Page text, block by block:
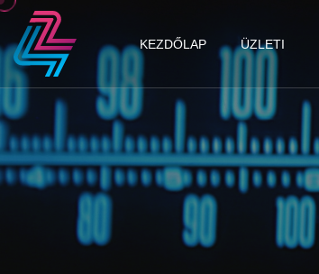
KEZDŐLAP ÜZLETI